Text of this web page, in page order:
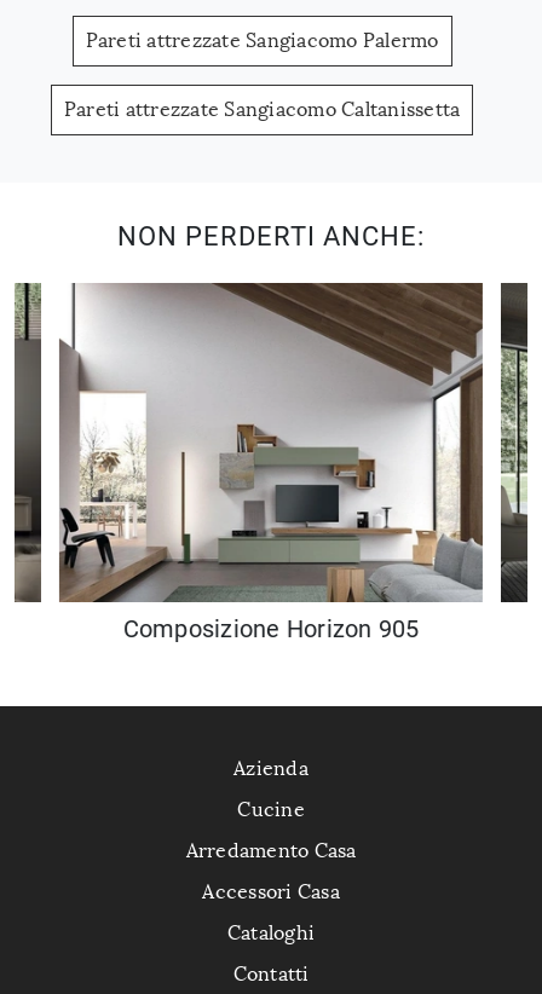
Pareti attrezzate Sangiacomo Palermo
Pareti attrezzate Sangiacomo Caltanissetta
NON PERDERTI ANCHE:
Composizione Horizon 905
Azienda
Cucine
Arredamento Casa
Accessori Casa
Cataloghi
Contatti